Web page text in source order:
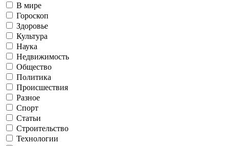
В мире
Гороскоп
Здоровье
Культура
Наука
Недвижимость
Общество
Политика
Происшествия
Разное
Спорт
Статьи
Строительство
Технологии